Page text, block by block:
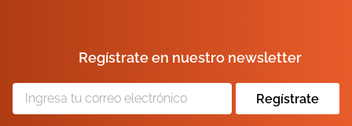
Regístrate en nuestro newsletter
Regístrate